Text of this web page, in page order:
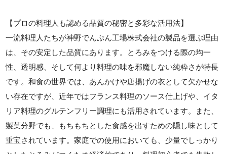
【プロの料理人も認める品質の秘密と多彩な活用法】
一流料理人たちが神野でんぷん工場株式会社の製品を選ぶ理由
は、その安定した品質にあります。とろみをつける際の均一
性、透明感、そして何より料理の味を邪魔しない純粋さが特長
です。和食の世界では、あんかけや唐揚げの衣として欠かせな
い存在ですが、近年ではフランス料理のソース仕上げや、イタ
リア料理のグルテンフリー調理にも活用されています。また、
製菓分野でも、もちもちとした食感を出すための隠し味として
重宝されています。家庭での使用においても、少量でしっかり